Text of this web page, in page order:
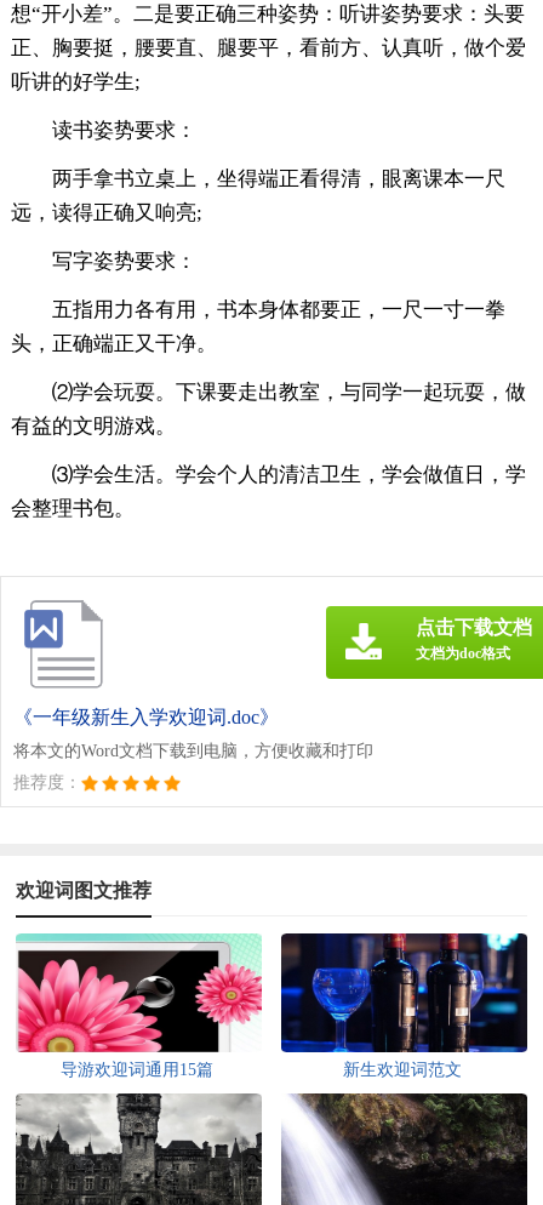
想“开小差”。二是要正确三种姿势：听讲姿势要求：头要
正、胸要挺，腰要直、腿要平，看前方、认真听，做个爱
听讲的好学生;
读书姿势要求：
两手拿书立桌上，坐得端正看得清，眼离课本一尺
远，读得正确又响亮;
写字姿势要求：
五指用力各有用，书本身体都要正，一尺一寸一拳
头，正确端正又干净。
⑵学会玩耍。下课要走出教室，与同学一起玩耍，做
有益的文明游戏。
⑶学会生活。学会个人的清洁卫生，学会做值日，学
会整理书包。
《一年级新生入学欢迎词.doc》
将本文的Word文档下载到电脑，方便收藏和打印
推荐度：
点击下载文档
文档为doc格式
欢迎词图文推荐
导游欢迎词通用15篇 新生欢迎词范文